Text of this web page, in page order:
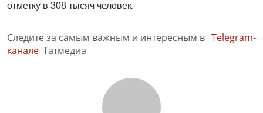
отметку в 308 тысяч человек.
Следите за самым важным и интересным в Telegram-
канале Татмедиа